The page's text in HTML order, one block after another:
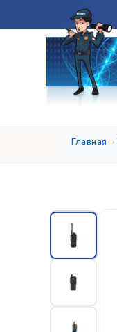
Главная